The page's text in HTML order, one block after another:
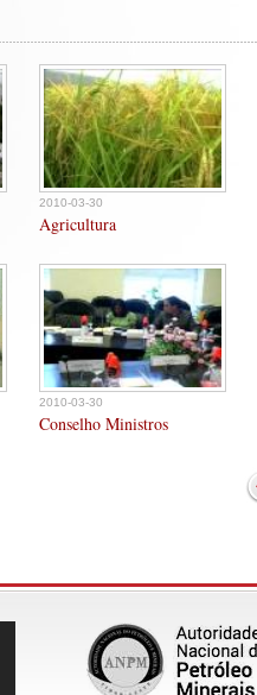
2010-03-30
Agricultura
2010-03-30
Conselho Ministros